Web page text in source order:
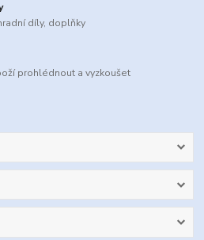
díly, doplňky
prohlédnout a vyzkoušet